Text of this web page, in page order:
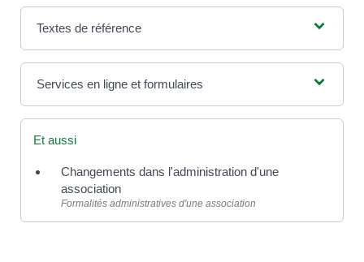
Textes de référence
Services en ligne et formulaires
Et aussi
Changements dans l'administration d'une
association
Formalités administratives d'une association